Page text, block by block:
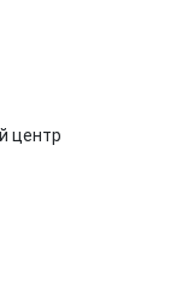
центр